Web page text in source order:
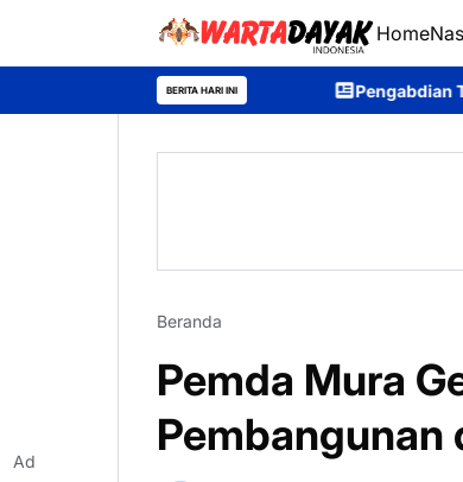
Home
BERITA HARI INI
Pengabdian Tanpa Batas, Purna
Beranda
Pemda Mura
Pembangunan
Ad